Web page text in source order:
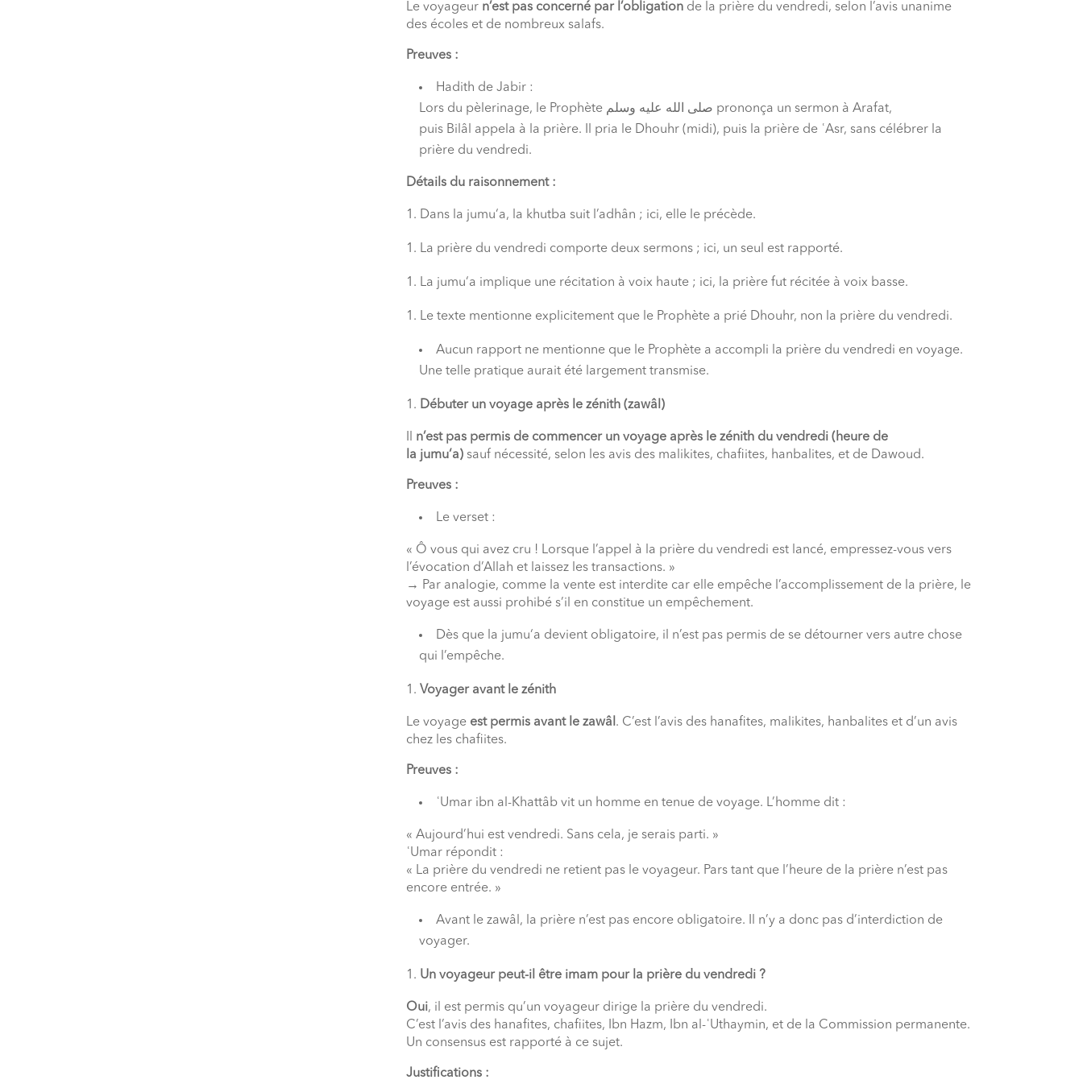
Le voyageur n’est pas concerné par l’obligationde la prière du vendredi, selon l’avis unanime
des écoles et de nombreux salafs.
Preuves :
Hadith de Jabir :
Lors du pèlerinage, le Prophète
صلى الله عليه وسلم
prononça un sermon à Arafat,
puis Bilâl appela à la prière. Il pria le Dhouhr (midi), puis la prière de ʿAsr, sans célébrer la
prière du vendredi.
Détails du raisonnement :
Dans la jumu‘a, la khutba suit l’adhân ; ici, elle le précède.
La prière du vendredi comporte deux sermons ; ici, un seul est rapporté.
La jumu‘a implique une récitation à voix haute ; ici, la prière fut récitée à voix basse.
Le texte mentionne explicitement que le Prophète a prié Dhouhr, non la prière du vendredi.
Aucun rapport ne mentionne que le Prophète a accompli la prière du vendredi en voyage.
Une telle pratique aurait été largement transmise.
Débuter un voyage après le zénith (zawâl)
n’est pas permis de commencer un voyage après le zénith du vendredi (heure de
la jumu‘a)sauf nécessité, selon les avis des malikites, chafiites, hanbalites, et de Dawoud.
Preuves :
Le verset :
« Ô vous qui avez cru ! Lorsque l’appel à la prière du vendredi est lancé, empressez-vous vers
l’évocation d’Allah et laissez les transactions. »
→ Par analogie, comme la vente est interdite car elle empêche l’accomplissement de la prière, le
voyage est aussi prohibé s’il en constitue un empêchement.
Dès que la jumu‘a devient obligatoire, il n’est pas permis de se détourner vers autre chose
qui l’empêche.
Voyager avant le zénith
Le voyage est permis avant le zawâl . C’est l’avis des hanafites, malikites, hanbalites et d’un avis
chez les chafiites.
Preuves :
ʿUmar ibn al-Khattâb vit un homme en tenue de voyage. L’homme dit :
« Aujourd’hui est vendredi. Sans cela, je serais parti. »
ʿUmar répondit :
« La prière du vendredi ne retient pas le voyageur. Pars tant que l’heure de la prière n’est pas
encore entrée. »
Avant le zawâl, la prière n’est pas encore obligatoire. Il n’y a donc pas d’interdiction de
voyager.
Un voyageur peut-il être imam pour la prière du vendredi ?
Oui, il est permis qu’un voyageur dirige la prière du vendredi.
C’est l’avis des hanafites, chafiites, Ibn Hazm, Ibn al-ʿUthaymin, et de la Commission permanente.
Un consensus est rapporté à ce sujet.
Justifications :